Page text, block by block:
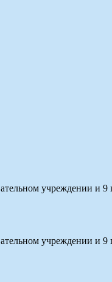
учреждении и 9
учреждении и 9